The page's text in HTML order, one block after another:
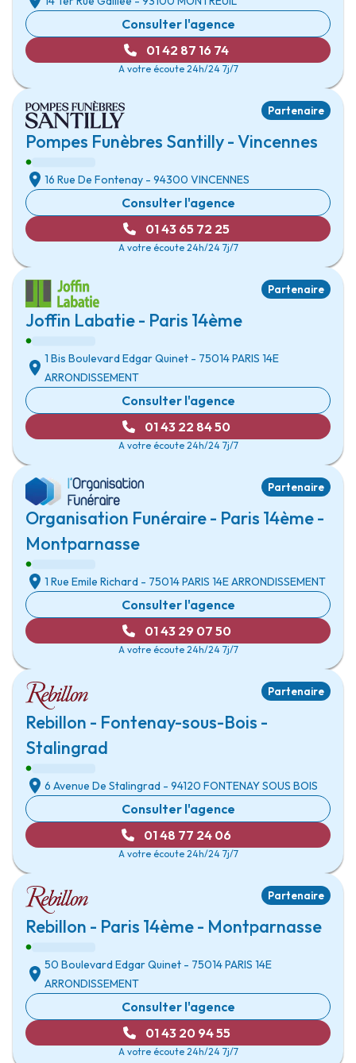
Consulter l'agence
01 42 87 16 74
A votre écoute 24h/24 7j/7
Partenaire
Pompes Funèbres Santilly - Vincennes
16 Rue De Fontenay - 94300 VINCENNES
Consulter l'agence
01 43 65 72 25
A votre écoute 24h/24 7j/7
Partenaire
Joffin Labatie - Paris 14ème
1 Bis Boulevard Edgar Quinet - 75014PARIS 14E
ARRONDISSEMENT
Consulter l'agence
01 43 22 84 50
A votre écoute 24h/24 7j/7
Partenaire
Organisation Funéraire - Paris 14ème -
Montparnasse
1 Rue Emile Richard - 75014PARIS 14E ARRONDISSEMENT
Consulter l'agence
01 43 29 07 50
A votre écoute 24h/24 7j/7
Partenaire
Rebillon - Fontenay-sous-Bois -
Stalingrad
6 Avenue De Stalingrad - 94120 FONTENAY SOUS BOIS
Consulter l'agence
01 48 77 24 06
A votre écoute 24h/24 7j/7
Partenaire
Rebillon - Paris 14ème - Montparnasse
50 Boulevard Edgar Quinet - 75014PARIS 14E
ARRONDISSEMENT
Consulter l'agence
01 43 20 94 55
A votre écoute 24h/24 7j/7